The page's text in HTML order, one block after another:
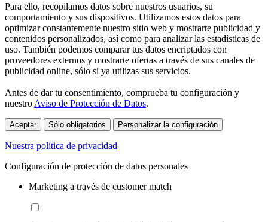
Para ello, recopilamos datos sobre nuestros usuarios, su
comportamiento y sus dispositivos. Utilizamos estos datos para
optimizar constantemente nuestro sitio web y mostrarte publicidad y
contenidos personalizados, así como para analizar las estadísticas de
uso. También podemos comparar tus datos encriptados con
proveedores externos y mostrarte ofertas a través de sus canales de
publicidad online, sólo si ya utilizas sus servicios.
Antes de dar tu consentimiento, comprueba tu configuración y
nuestro Aviso de Protección de Datos.
Aceptar Sólo obligatorios Personalizar la configuración
Nuestra política de privacidad
Configuración de protección de datos personales
Marketing a través de customer match